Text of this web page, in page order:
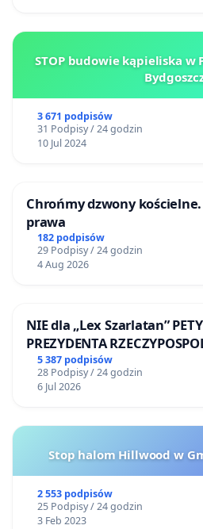
STOP budowie kąpieliska
3 671 podpisów
31 Podpisy / 24 godzin
10 Jul 2024
Chrońmy dzwony
prawa
182 podpisów
29 Podpisy / 24 godzin
4 Aug 2026
NIE dla „Lex Szarlatan”
PREZYDENTA
5 387 podpisów
28 Podpisy / 24 godzin
6 Jul 2026
Stop halom Hillwood w
2 553 podpisów
25 Podpisy / 24 godzin
3 Feb 2023